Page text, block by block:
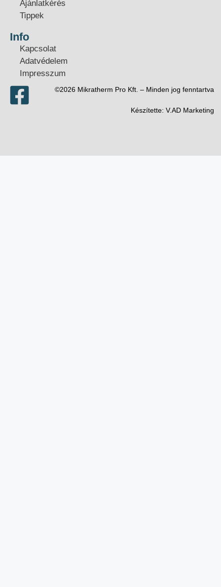
Ajánlatkérés
Tippek
Info
Kapcsolat
Adatvédelem
Impresszum
©2026 Mikratherm Pro Kft. – Minden jog fenntartva​
Készítette: V.AD Marketing